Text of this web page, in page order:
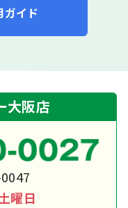
ガイド
大阪店
曜日